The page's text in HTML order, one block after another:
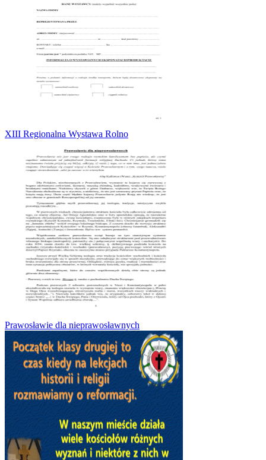
XIII Regionalna Wystawa Rolno
Prawosławie dla nieprawosławnych